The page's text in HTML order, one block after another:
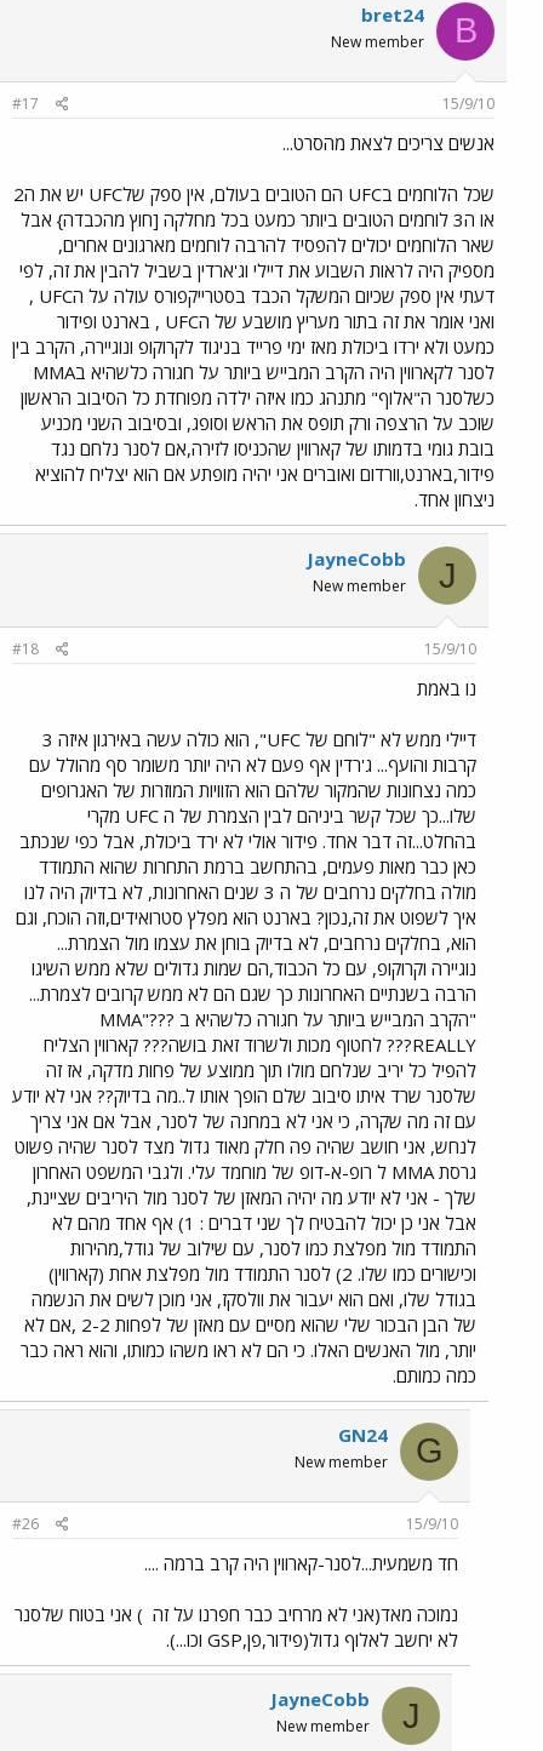
B
bret24
New member
15/9/10
#17
אנשים צריכים לצאת מהסרט...
שכל הלוחמים בUFC הם הטובים בעולם, אין ספק שלUFC יש את ה2
או ה3 לוחמים הטובים ביותר כמעט בכל מחלקה [חוץ מהכבדה} אבל
שאר הלוחמים יכולים להפסיד להרבה לוחמים מארגונים אחרים,
מספיק היה לראות השבוע את דיילי וג'ארדין בשביל להבין את זה, לפי
דעתי אין ספק שכיום המשקל הכבד בסטרייקפורס עולה על הUFC ,
ואני אומר את זה בתור מעריץ מושבע של הUFC , בארנט ופידור
כמעט ולא ירדו ביכולת מאז ימי פרייד בניגוד לקרוקופ ונוגיירה, הקרב בין
לסנר לקארווין היה הקרב המבייש ביותר על חגורה כלשהיא בMMA
כשלסנר ה"אלוף" מתנהג כמו איזה ילדה מפוחדת כל הסיבוב הראשון
שוכב על הרצפה ורק תופס את הראש וסופג, ובסיבוב השני מכניע
בובת גומי בדמותו של קארווין שהכניסו לזירה,אם לסנר נלחם נגד
פידור,בארנט,וורדום ואוברים אני יהיה מופתע אם הוא יצליח להוציא
ניצחון אחד.
J
JayneCobb
New member
15/9/10
#18
נו באמת
דיילי ממש לא "לוחם של UFC", הוא כולה עשה באירגון איזה 3
קרבות והועף... ג'רדין אף פעם לא היה יותר משומר סף מהולל עם
כמה נצחונות שהמקור שלהם הוא הזוויות המוזרות של האגרופים
שלו...כך שכל קשר ביניהם לבין הצמרת של ה UFC מקרי
בהחלט...זה דבר אחד. פידור אולי לא ירד ביכולת, אבל כפי שנכתב
כאן כבר מאות פעמים, בהתחשב ברמת התחרות שהוא התמודד
מולה בחלקים נרחבים של ה 3 שנים האחרונות, לא בדיוק היה לנו
איך לשפוט את זה,נכון? בארנט הוא מפלץ סטרואידים,וזה הוכח, וגם
הוא, בחלקים נרחבים, לא בדיוק בוחן את עצמו מול הצמרת...
נוגיירה וקרוקופ, עם כל הכבוד,הם שמות גדולים שלא ממש השיגו
הרבה בשנתיים האחרונות כך שגם הם לא ממש קרובים לצמרת...
"הקרב המבייש ביותר על חגורה כלשהיא ב MMA"???
REALLY??? לחטוף מכות ולשרוד זאת בושה??? קארווין הצליח
להפיל כל יריב שנלחם מולו תוך ממוצע של פחות מדקה, אז זה
שלסנר שרד איתו סיבוב שלם הופך אותו ל..מה בדיוק?? אני לא יודע
עם זה מה שקרה, כי אני לא במחנה של לסנר, אבל אם אני צריך
לנחש, אני חושב שהיה פה חלק מאוד גדול מצד לסנר שהיה פשוט
גרסת MMA ל רופ-א-דופ של מוחמד עלי. ולגבי המשפט האחרון
שלך - אני לא יודע מה יהיה המאזן של לסנר מול היריבים שציינת,
אבל אני כן יכול להבטיח לך שני דברים : 1) אף אחד מהם לא
התמודד מול מפלצת כמו לסנר, עם שילוב של גודל,מהירות
וכישורים כמו שלו. 2) לסנר התמודד מול מפלצת אחת (קארווין)
בגודל שלו, ואם הוא יעבור את וולסקז, אני מוכן לשים את הנשמה
של הבן הבכור שלי שהוא מסיים עם מאזן של לפחות 2-2 ,אם לא
יותר, מול האנשים האלו. כי הם לא ראו משהו כמותו, והוא ראה כבר
כמה כמותם.
G
GN24
New member
15/9/10
#26
חד משמעית...לסנר-קארווין היה קרב ברמה ....
נמוכה מאד(אני לא מרחיב כבר חפרנו על זה ) אני בטוח שלסנר
לא יחשב לאלוף גדול(פידור,פן,GSP וכו...).
J
JayneCobb
New member